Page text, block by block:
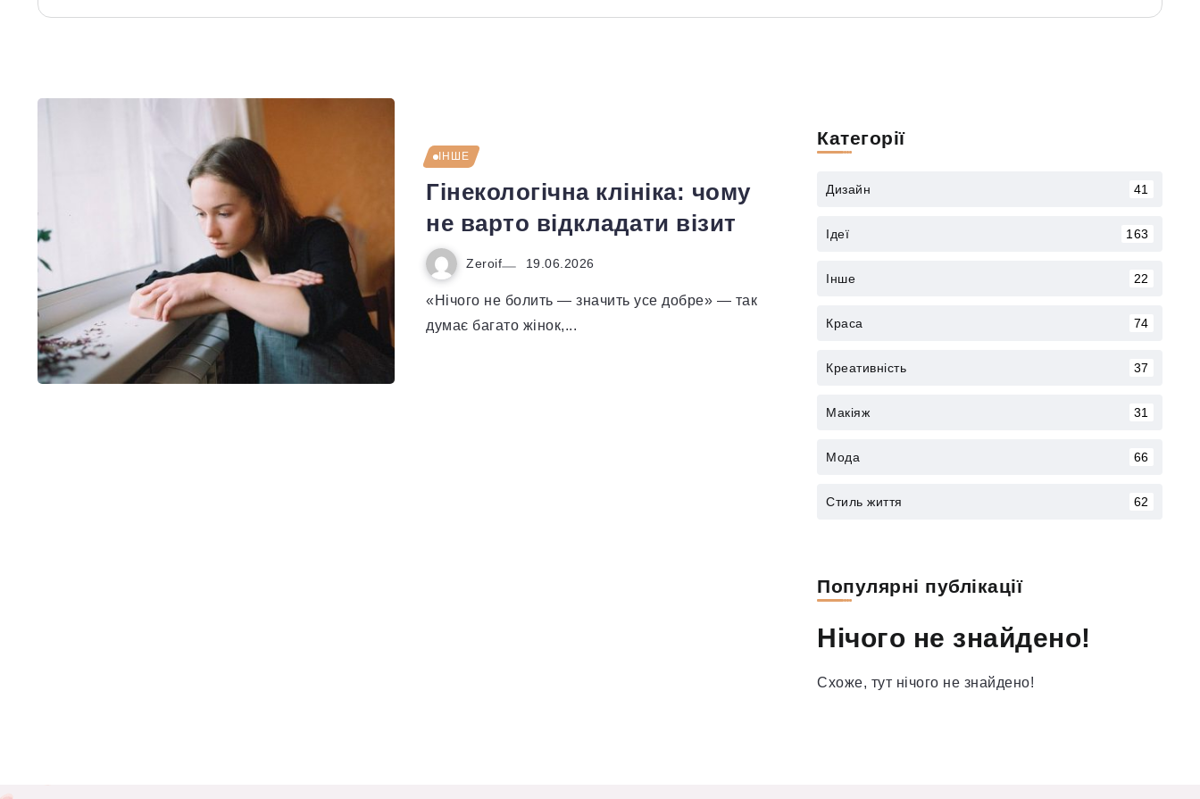
ІНШЕ
Гінекологічна клініка: чому
не варто відкладати візит
Zeroif 19.06.2026
«Нічого не болить — значить усе добре» — так
думає багато жінок,...
Категорії
Дизайн 41
Ідеї 163
Інше 22
Краса 74
Креативність 37
Макіяж 31
Мода 66
Стиль життя 62
Популярні публікації
Нічого не знайдено!
Схоже, тут нічого не знайдено!